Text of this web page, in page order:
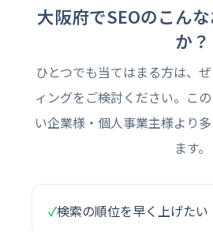
大阪府でSEOのこん
か？
ひとつでも当てはまる方は、
ィングをご検討ください。こ
い企業様・個人事業主様より
ます。
✓検索の順位を早く上げたい